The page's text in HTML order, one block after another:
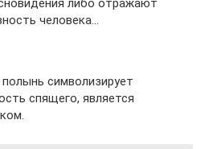
либо отражают
человека…
символизирует
спящего, является